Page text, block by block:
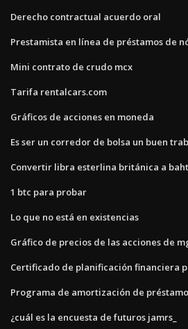
Derecho contractual acuerdo oral
Prestamista en línea de préstamos de
Mini contrato de crudo mcx
Tarifa rentalcars.com
Gráficos de acciones en moneda
Es ser un corredor de bolsa un buen
Convertir libra esterlina británica a
1 btc para probar
Lo que no está en existencias
Gráfico de precios de las acciones de
Certificado de planificación financiera
Programa de amortización de
¿cuál es la encuesta de futuros jamrs_